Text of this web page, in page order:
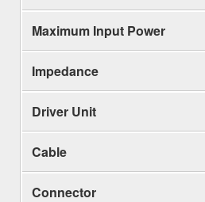
Maximum Input Power
Impedance
Driver Unit
Cable
Connector